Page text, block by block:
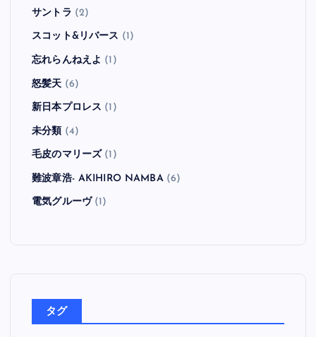
サントラ (2)
スコット&リバース (1)
忘れらんねえよ (1)
怒髪天 (6)
新日本プロレス (1)
未分類 (4)
毛皮のマリーズ (1)
難波章浩- AKIHIRO NAMBA(6)
電気グルーヴ(1)
タグ